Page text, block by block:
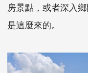
房景點，或者深入
是這麼來的。